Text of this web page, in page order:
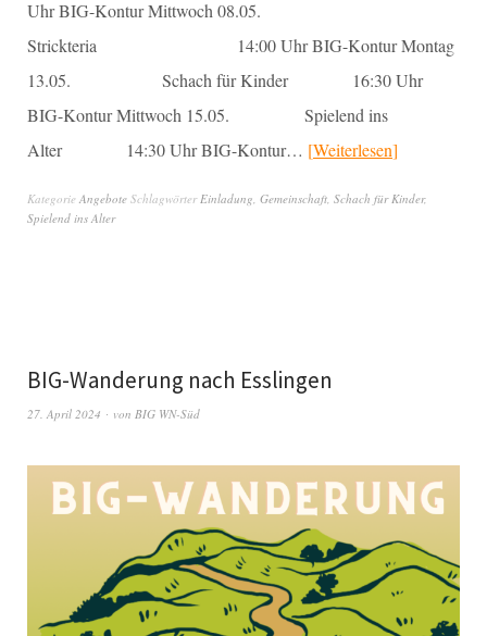
Uhr BIG-Kontur Mittwoch 08.05.
Strickteria 14:00 Uhr BIG-Kontur Montag
13.05. Schach für Kinder 16:30 Uhr
BIG-Kontur Mittwoch 15.05. Spielend ins
Alter 14:30 Uhr BIG-Kontur… Weiterlesen
Kategorie Angebote SchlagwörterEinladung, Gemeinschaft, Schach für Kinder,
Spielend ins Alter
BIG-Wanderung nach Esslingen
27. April 2024 von BIG WN-Süd